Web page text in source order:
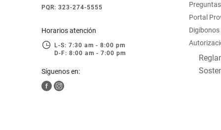
PQR: 323-274-5555
Horarios atención
L-S: 7:30 am - 8:00 pm
D-F: 8:00 am - 7:00 pm
Síguenos en:
Portal
Digibonos